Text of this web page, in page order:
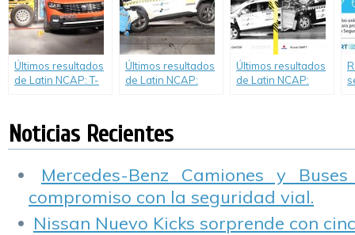
Últimos resultados
de Latin NCAP: T-
estrellas, mientras
que Yaris consigue
cuatro.
Últimos resultados
de Latin NCAP:
mientras que
Renault Kangoo
débil de tres
estrellas.
Últimos resultados
de Latin NCAP:
Noticias Recientes
Mercedes-Benz Camiones y
compromiso con la seguridad vial.
Nissan Nuevo Kicks sorprende con